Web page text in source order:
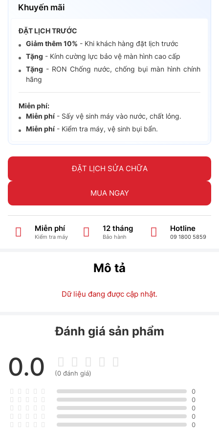
Khuyến mãi
ĐẶT LỊCH TRƯỚC
Giảm thêm 10% - Khi khách hàng đặt lịch trước
Tặng - Kính cường lực bảo vệ màn hình cao cấp
Tặng - RON Chống nước, chống bụi màn hình chính
hãng
Miễn phí:
Miễn phí - Sấy vệ sinh máy vào nước, chất lỏng.
Miễn phí - Kiểm tra máy, vệ sinh bụi bẩn.
ĐẶT LỊCH SỬA CHỮA
MUA NGAY
Miễn phí
Kiểm tra máy
12 tháng
Bảo hành
Hotline
09 1800 5859
Mô tả
Dữ liệu đang được cập nhật.
Đánh giá sản phẩm
0.0 (0 đánh giá)
0
0
0
0
0